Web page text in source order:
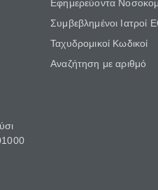
Εφημερεύοντα
Συμβεβλημένοι Ιατροί
Ταχυδρομικοί Κωδικοί
Αναζήτηση με αριθμό